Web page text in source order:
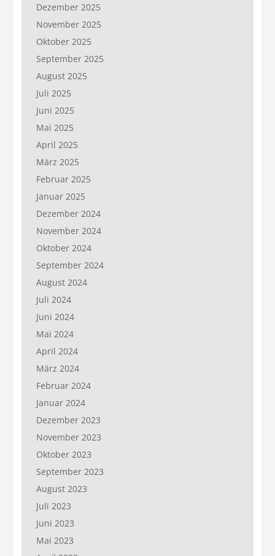
Dezember 2025
November 2025
Oktober 2025
September 2025
August 2025
Juli 2025
Juni 2025
Mai 2025
April 2025
März 2025
Februar 2025
Januar 2025
Dezember 2024
November 2024
Oktober 2024
September 2024
August 2024
Juli 2024
Juni 2024
Mai 2024
April 2024
März 2024
Februar 2024
Januar 2024
Dezember 2023
November 2023
Oktober 2023
September 2023
August 2023
Juli 2023
Juni 2023
Mai 2023